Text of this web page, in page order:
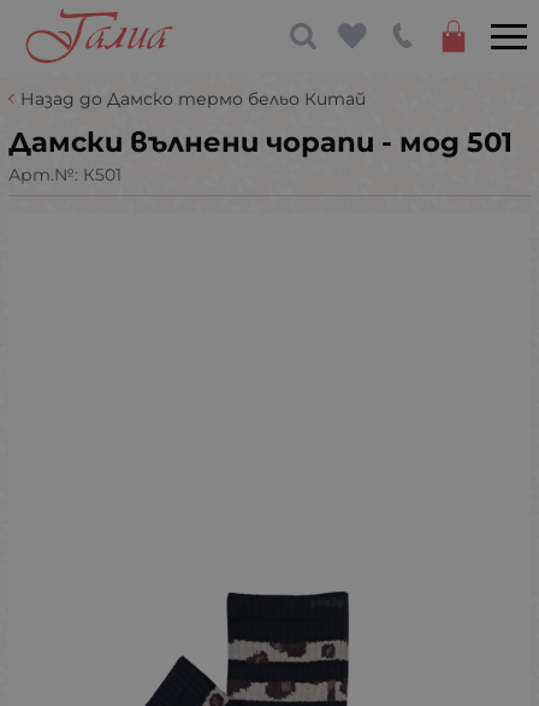
Назад до Дамско термо бельо Китай
Дамски вълнени чорапи - мод 501
Арт.№: К501